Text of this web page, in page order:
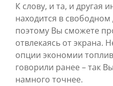
К слову, и та, и другая
находится в свободном
поэтому Вы сможете
отвлекаясь от экрана.
опции экономии
говорили ранее – так
намного точнее.